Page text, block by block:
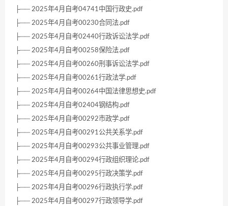
├── 2025年4月自考04741中国行政史.pdf
├── 2025年4月自考00230合同法.pdf
├── 2025年4月自考02440行政诉讼法学.pdf
├── 2025年4月自考00258保险法.pdf
├── 2025年4月自考00260刑事诉讼法学.pdf
├── 2025年4月自考00261行政法学.pdf
├── 2025年4月自考00264中国法律思想史.pdf
├── 2025年4月自考02404钢结构.pdf
├── 2025年4月自考00292市政学.pdf
├── 2025年4月自考00291公共关系学.pdf
├── 2025年4月自考00293公共事业管理.pdf
├── 2025年4月自考00294行政组织理论.pdf
├── 2025年4月自考00295行政决策学.pdf
├── 2025年4月自考00296行政执行学.pdf
├── 2025年4月自考00297行政领导学.pdf